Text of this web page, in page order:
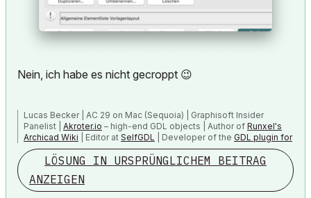
Nein, ich habe es nicht gecroppt 😉
Lucas Becker | AC 29 on Mac (Sequoia) | Graphisoft Insider
Panelist | Akroter.io – high-end GDL objects | Author of Runxel's
Archicad Wiki | Editor at SelfGDL | Developer of the GDL plugin for
Sublime Text
Mention AI Again
LÖSUNG IN URSPRÜNGLICHEM BEITRAG
ANZEIGEN